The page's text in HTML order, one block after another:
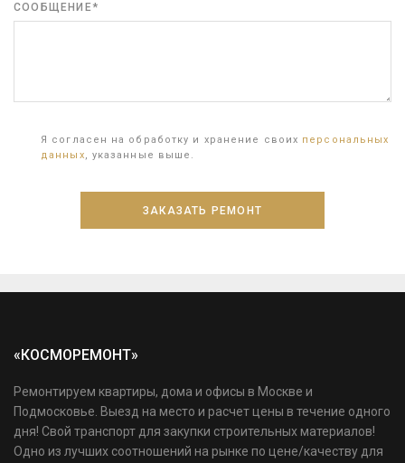
СООБЩЕНИЕ*
Я согласен на обработку и хранение своих персональных
данных, указанные выше.
«КОСМОРЕМОНТ»
Ремонтируем квартиры, дома и офисы в Москве и
Подмосковье. Выезд на место и расчет цены в течение одного
дня! Свой транспорт для закупки строительных материалов!
Одно из лучших соотношений на рынке по цене/качеству для